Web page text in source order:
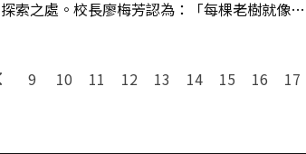
在司令台週遭，囂張瘋長的雜草，在彩色遮陽帽
喬木褪下了金黃的葉子，隨著冬季的陽光和冷意
探索之處。校長廖梅芳認為：「每棵老樹就像東
就此展開……。孩子嬉戲探索之處 陳東榮先
生除了是攀樹師教練外，更是本校的家長會顧
他的巧手修剪後，姿態更優美了。 此外，陳
9 10 11 12 13 14 15 16 17